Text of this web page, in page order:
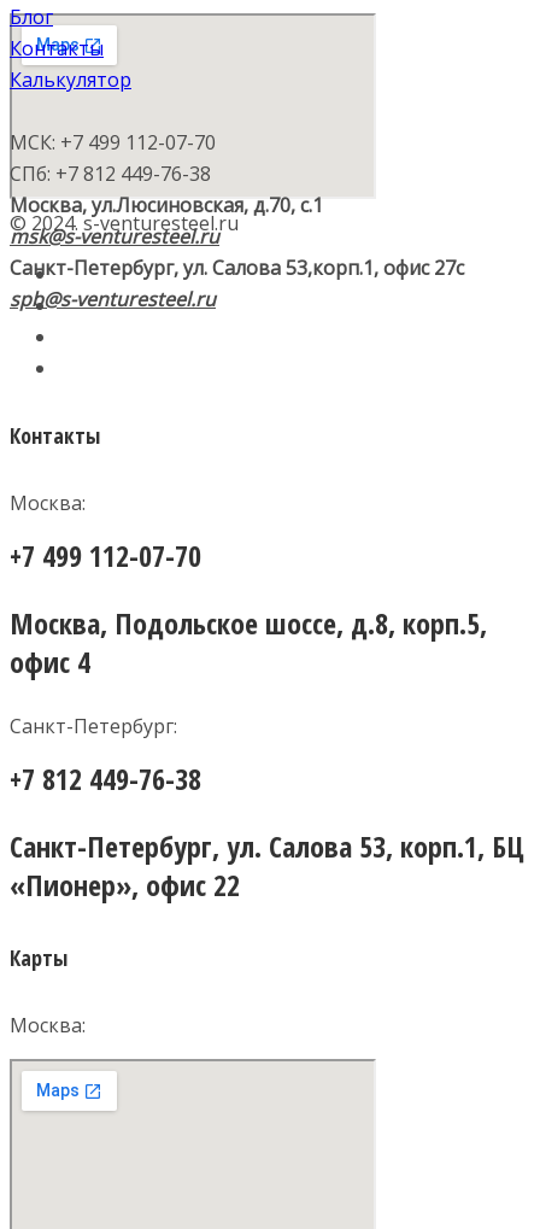
Блог
Контакты
Калькулятор
МСК: +7 499 112-07-70
СПб: +7 812 449-76-38
Москва, ул.Люсиновская, д.70, с.1
msk@s-venturesteel.ru
Санкт-Петербург, ул. Салова 53,корп.1, офис 27с
spb@s-venturesteel.ru
© 2024. s-venturesteel.ru
Контакты
Москва:
+7 499 112-07-70
Москва, Подольское шоссе, д.8, корп.5,
офис 4
Санкт-Петербург:
+7 812 449-76-38
Санкт-Петербург, ул. Салова 53, корп.1, БЦ
«Пионер», офис 22
Карты
Москва: